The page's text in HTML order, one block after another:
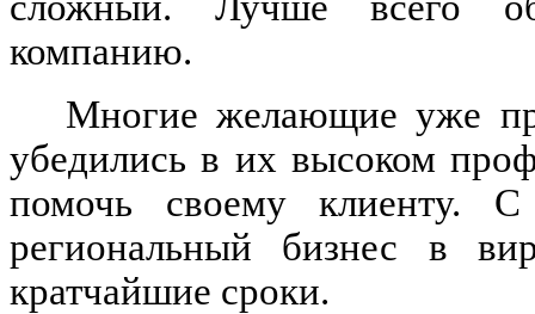
компанию.
Многие желающие уже
убедились в их высоком
помочь своему клиенту.
региональный бизнес в
кратчайшие сроки.